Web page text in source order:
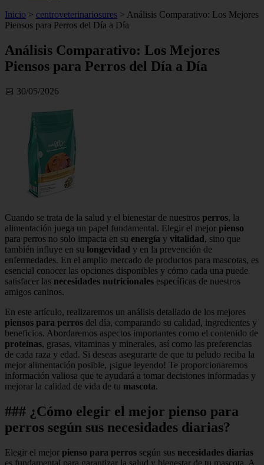
Inicio > centroveterinariosures > Análisis Comparativo: Los Mejores
Piensos para Perros del Día a Día
Análisis Comparativo: Los Mejores
Piensos para Perros del Día a Día
📅 30/05/2026
Cuando se trata de la salud y el bienestar de nuestros perros, la
alimentación juega un papel fundamental. Elegir el mejor pienso
para perros no solo impacta en su energía y vitalidad, sino que
también influye en su longevidad y en la prevención de
enfermedades. En el amplio mercado de productos para mascotas, es
esencial conocer las opciones disponibles y cómo cada una puede
satisfacer las necesidades nutricionales específicas de nuestros
amigos caninos.
En este artículo, realizaremos un análisis detallado de los mejores
piensos para perros del día, comparando su calidad, ingredientes y
beneficios. Abordaremos aspectos importantes como el contenido de
proteínas, grasas, vitaminas y minerales, así como las preferencias
de cada raza y edad. Si deseas asegurarte de que tu peludo reciba la
mejor alimentación posible, ¡sigue leyendo! Te proporcionaremos
información valiosa que te ayudará a tomar decisiones informadas y
mejorar la calidad de vida de tu mascota.
### ¿Cómo elegir el mejor pienso para
perros según sus necesidades diarias?
Elegir el mejor pienso para perros según sus necesidades diarias
es fundamental para garantizar la salud y bienestar de tu mascota. A